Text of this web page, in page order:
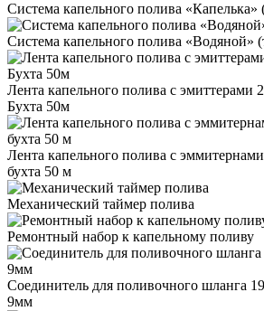
Система капельного полива «Капелька»
Система капельного полива «Водяной»
Лента капельного полива с эмиттерами
Бухта 50м
Лента капельного полива с
бухта 50 м
Механический таймер полива
Ремонтный набор к капельному поливу
Соединитель для поливочного шланга
9мм